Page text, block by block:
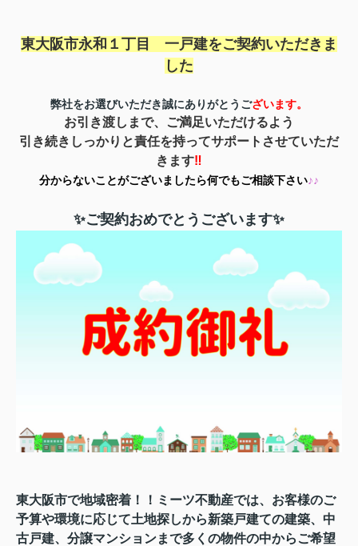
東大阪市永和１丁目 一戸建をご契約いただきま
した
弊社をお選びいただき誠にありがとうございます。
お引き渡しまで、ご満足いただけるよう
引き続きしっかりと責任を持ってサポートさせていただ
きます‼
分からないことがございましたら何でもご相談下さい♪♪
✨ご契約おめでとうございます✨
東大阪市で地域密着！！ミーツ不動産では、お客様のご
予算や環境に応じて土地探しから新築戸建ての建築、中
古戸建、分譲マンションまで多くの物件の中からご希望